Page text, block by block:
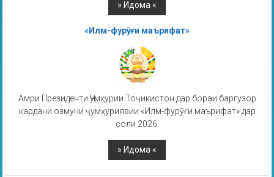
«Илм-фурӯғи маърифат»
Амри Президенти Ҷумҳурии Тоҷикистон дар бораи баргузор
кардани озмуни ҷумҳуриявии «Илм-фурӯғи маърифат» дар
соли 2026.